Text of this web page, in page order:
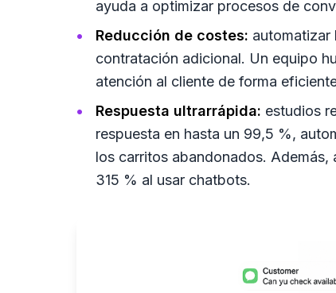
ayuda a optimizar procesos de
Reducción de costes: automatizar
contratación adicional. Un equipo
atención al cliente de forma
Respuesta ultrarrápida: estudios
respuesta en hasta un 99,5 %,
los carritos abandonados. Además,
315 % al usar chatbots.